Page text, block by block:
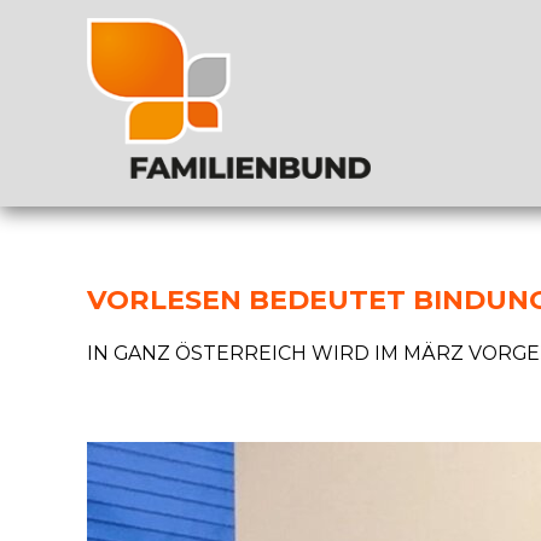
VORLESEN BEDEUTET
IN GANZ ÖSTERREICH WIRD IM MÄRZ